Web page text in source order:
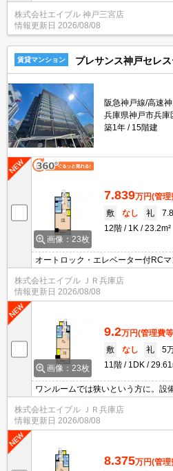
ですね。
株式会社エイブル 神戸三宮店
情報更新日 2026/08/08
賃貸マンション プレサンス神戸セレ
阪急神戸線/高速
兵庫県神戸市兵庫
築1年
15階建
画像：23枚
7.839万円(管理
敷
なし 礼
12階
1K 23.2m²
オートロック・エレベーター付RCマ
マンション生活。生活便利な立地で
株式会社エイブル ＪＲ兵庫店
情報更新日 2026/08/08
画像：23枚
9.2万円(管理費
敷
なし 礼
5
11階
1DK
ワンルームでは狭いという方に。設
ン」という名の安心感。設備に注目!
株式会社エイブル ＪＲ兵庫店
情報更新日 2026/08/08
8.375万円(管理